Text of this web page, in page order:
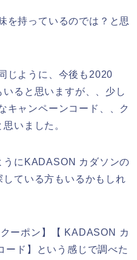
を持っているのでは？と思
じように、今後も2020
ると思いますが、、少し
キャンペーンコード、、ク
いました。
うにKADASON カダソンの
ている方もいるかもしれ
ーポン】【 KADASON カ
ード】という感じで調べた